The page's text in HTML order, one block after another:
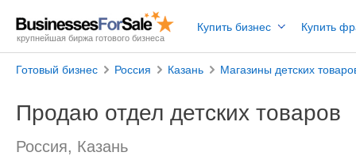
крупнейшая биржа готового бизнеса
Купить бизнес Купить
Готовый бизнес Россия Казань Магазины детских
Продаю отдел детских товаров
Россия, Казань